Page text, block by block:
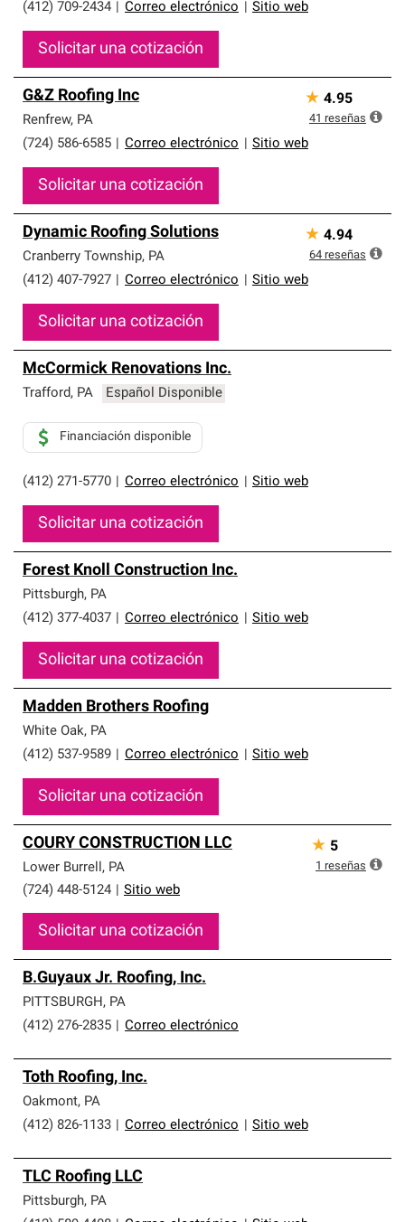
(412) 709-2434
Correo electrónico Sitio web
Solicitar una cotización
G&Z Roofing Inc
Renfrew, PA
(724) 586-6585
Correo electrónico Sitio web
Solicitar una cotización
★ 4.95
41 reseñas
Dynamic Roofing Solutions
Cranberry Township, PA
(412) 407-7927
Correo electrónico Sitio web
Solicitar una cotización
★ 4.94
64 reseñas
McCormick Renovations Inc.
Trafford, PA Español Disponible
(412) 271-5770 Correo electrónico Sitio web
Financiación disponible
Solicitar una cotización
Forest Knoll Construction Inc.
Pittsburgh, PA
(412) 377-4037
Correo electrónico Sitio web
Solicitar una cotización
Madden Brothers Roofing
White Oak, PA
(412) 537-9589
Correo electrónico Sitio web
Solicitar una cotización
COURY CONSTRUCTION LLC
Lower Burrell, PA
(724) 448-5124
Sitio web
Solicitar una cotización
★ 5
1 reseñas
B.Guyaux Jr. Roofing, Inc.
PITTSBURGH, PA
(412) 276-2835
Correo electrónico
Toth Roofing, Inc.
Oakmont, PA
(412) 826-1133
Correo electrónico Sitio web
TLC Roofing LLC
Pittsburgh, PA